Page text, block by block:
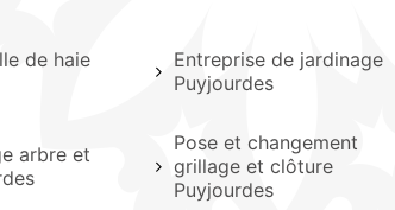
de haie
Entreprise de jardinage
Puyjourdes
arbre et
Pose et changement
grillage et clôture
Puyjourdes